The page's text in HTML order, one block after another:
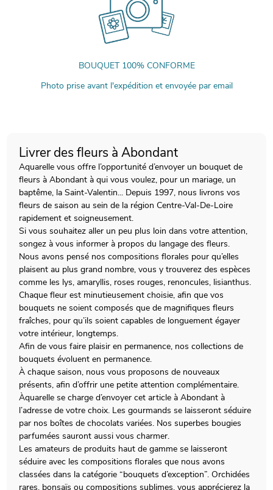
BOUQUET 100% CONFORME
Photo prise avant l'expédition et envoyée par email
Livrer des fleurs à Abondant
Aquarelle vous offre l’opportunité d’envoyer un bouquet de
fleurs à Abondant à qui vous voulez, pour un mariage, un
baptême, la Saint-Valentin... Depuis 1997, nous livrons vos
fleurs de saison au sein de la région Centre-Val-De-Loire
rapidement et soigneusement.
Si vous souhaitez aller un peu plus loin dans votre attention,
songez à vous informer à propos du langage des fleurs.
Nous avons pensé nos compositions florales pour qu’elles
plaisent au plus grand nombre, vous y trouverez des espèces
comme les lys, amaryllis, roses rouges, renoncules, lisianthus.
Chaque fleur est minutieusement choisie, afin que vos
bouquets ne soient composés que de magnifiques fleurs
fraîches, pour qu’ils soient capables de longuement égayer
votre intérieur, longtemps.
Afin de vous faire plaisir en permanence, nos collections de
bouquets évoluent en permanence.
À chaque saison, nous vous proposons de nouveaux
présents, afin d’offrir une petite attention complémentaire.
Àquarelle se charge d’envoyer cet article à Abondant à
l’adresse de votre choix. Les gourmands se laisseront séduire
par nos boîtes de chocolats variées. Nos superbes bougies
parfumées sauront aussi vous charmer.
Les amateurs de produits haut de gamme se laisseront
séduire avec les compositions florales que nous avons
classées dans la catégorie “bouquets d’exception”. Orchidées
rares, bonsaïs ou compositions sublimes, vous apprécierez la